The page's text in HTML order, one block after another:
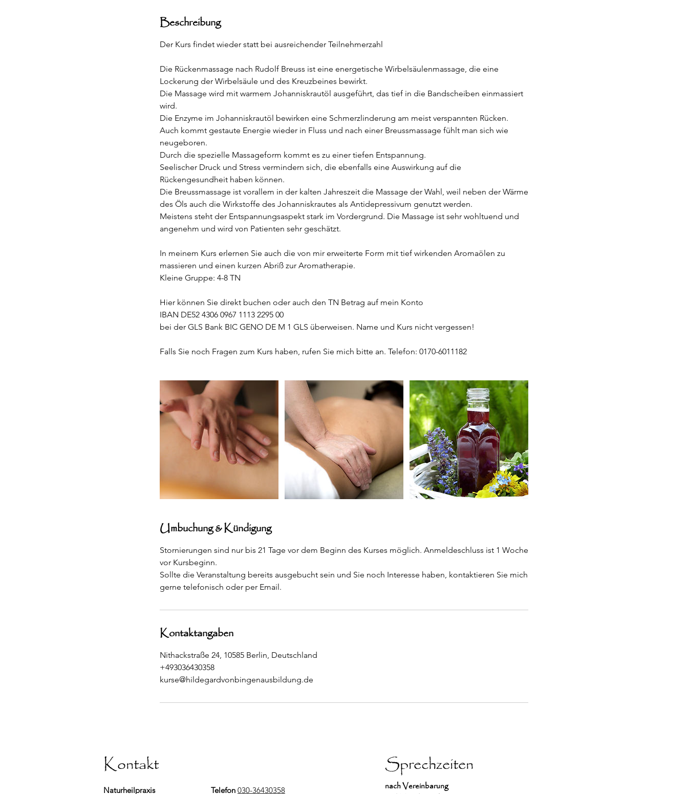
e
Beschreibung
Der Kurs findet wieder statt bei ausreichender Teilnehmerzahl
Die Rückenmassage nach Rudolf Breuss ist eine energetische Wirbelsäulenmassage, die eine
Lockerung der Wirbelsäule und des Kreuzbeines bewirkt.
Die Massage wird mit warmem Johanniskrautöl ausgeführt, das tief in die Bandscheiben einmassiert
wird.
Die Enzyme im Johanniskrautöl bewirken eine Schmerzlinderung am meist verspannten Rücken.
Auch kommt gestaute Energie wieder in Fluss und nach einer Breussmassage fühlt man sich wie
neugeboren.
Durch die spezielle Massageform kommt es zu einer tiefen Entspannung.
Seelischer Druck und Stress vermindern sich, die ebenfalls eine Auswirkung auf die
Rückengesundheit haben können.
Die Breussmassage ist vorallem in der kalten Jahreszeit die Massage der Wahl, weil neben der Wärme
des Öls auch die Wirkstoffe des Johanniskrautes als Antidepressivum genutzt werden.
Meistens steht der Entspannungsaspekt stark im Vordergrund. Die Massage ist sehr wohltuend und
angenehm und wird von Patienten sehr geschätzt.
In meinem Kurs erlernen Sie auch die von mir erweiterte Form mit tief wirkenden Aromaölen zu
massieren und einen kurzen Abriß zur Aromatherapie.
Kleine Gruppe: 4-8 TN
Hier können Sie direkt buchen oder auch den TN Betrag auf mein Konto
IBAN DE52 4306 0967 1113 2295 00
bei der GLS Bank BIC GENO DE M 1 GLS überweisen. Name und Kurs nicht vergessen!
Falls Sie noch Fragen zum Kurs haben, rufen Sie mich bitte an. Telefon: 0170-6011182
Umbuchung & Kündigung
Stornierungen sind nur bis 21 Tage vor dem Beginn des Kurses möglich. Anmeldeschluss ist 1 Woche
vor Kursbeginn.
Sollte die Veranstaltung bereits ausgebucht sein und Sie noch Interesse haben, kontaktieren Sie mich
gerne telefonisch oder per Email.
Kontaktangaben
Nithackstraße 24, 10585 Berlin, Deutschland
+493036430358
kurse@hildegardvonbingenausbildung.de
Kontakt Sprechzeiten
Naturheilpraxis
Telefon 030-36430358
nach Vereinbarung